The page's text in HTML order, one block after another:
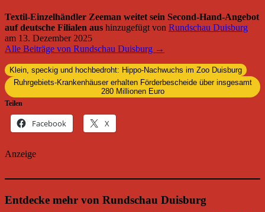
Textil-Einzelhändler Zeeman weitet sein Second-Hand-Angebot
auf deutsche Filialen aus hinzugefügt von Rundschau Duisburg
am 13. Dezember 2025
Alle Beiträge von Rundschau Duisburg →
Klein, speckig und hochbedroht: Hippo-Nachwuchs im Zoo Duisburg
Ruhrgebiets-Krankenhäuser erhalten Förderbescheide über insgesamt
280 Millionen Euro
Teilen
Facebook X
Anzeige
Entdecke mehr von Rundschau Duisburg